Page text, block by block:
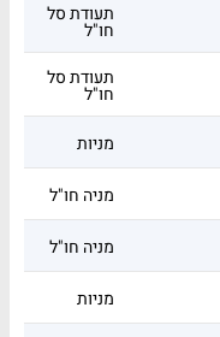
תעודת סל
חו"ל
תעודת סל
חו"ל
מניות
מניה חו"ל
מניה חו"ל
מניות